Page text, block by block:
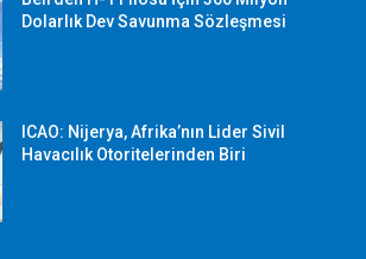
Dolarlık Dev Savunma Sözleşmesi
ICAO: Nijerya, Afrika’nın Lider Sivil
Havacılık Otoritelerinden Biri